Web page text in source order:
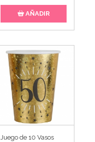
AÑADIR
Juego de 10 Vasos